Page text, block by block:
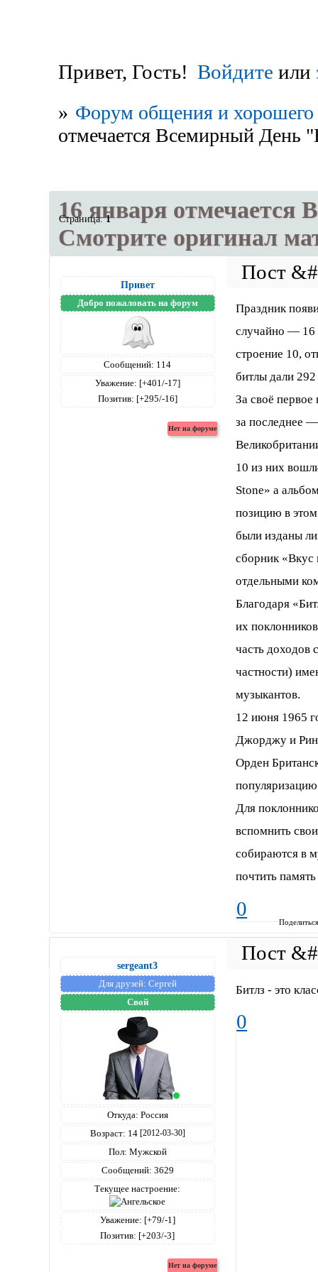
Привет, Гость! Войдите или
» Форум общения и хорошего
отмечается Всемирный День
16 января
Смотрите оригинал
Страница:1
Привет
Добро пожаловать на форум
Сообщений: 114
Уважение: [+401/-17]
Позитив: [+295/-16]
Праздник
случайно — 16
строение 10,
битлы дали 292
За своё
за последнее
10 из них
Stone» а
позицию в
были изданы
сборник «Вкус
отдельными
Благодаря
их
часть доходов
частности)
музыкантов.
12 июня 1965
Джорджу и
Орден
Для
вспомнить
собираются в
почтить
0
sergeant3
Для друзей: Сергей
Свой
Откуда: Россия
Возраст: 14 [2012-03-30]
Пол: Мужской
Сообщений: 3629
Текущее настроение:
Уважение: [+79/-1]
Позитив: [+203/-3]
Битлз - это
0